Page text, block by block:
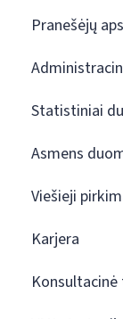
Pranešėjų
Statistiniai
Asmens
Viešieji
Karjera
Konsultacinė